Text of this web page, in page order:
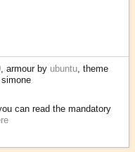
, armour by ubuntu, theme
can read the mandatory